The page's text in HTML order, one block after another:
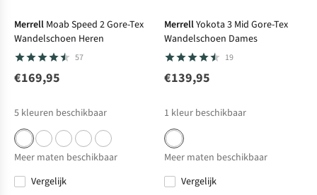
Merrell Moab Speed 2 Gore-Tex
Wandelschoen Heren
57
€169,95
5 kleuren beschikbaar
Meer maten beschikbaar
Vergelijk
MerrellYokota 3 Mid Gore-Tex
Wandelschoen Dames
19
€139,95
1 kleur beschikbaar
Meer maten beschikbaar
Vergelijk